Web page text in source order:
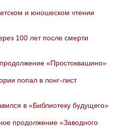
и юношеском чтении
100 лет после смерти
«Простоквашино»
попал в лонг-лист
в «Библиотеку будущего»
продолжение «Заводного